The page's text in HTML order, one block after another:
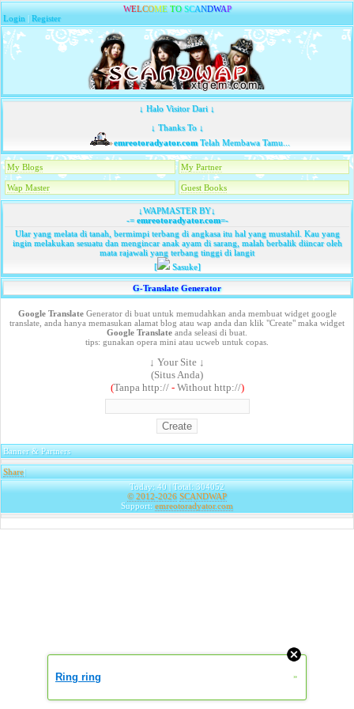
WELCOME TO SCANDWAP
Login |Register
↓ Halo Visitor Dari ↓
↓ Thanks To ↓
emreotoradyator.comTelah Membawa Tamu...
My Blogs My Partner
Wap Master Guest Books
↓WAPMASTER BY↓
-=emreotoradyator.com=-
Ular yang melata di tanah, bermimpi terbang di angkasa itu hal yang mustahil. Kau yang
ingin melakukan sesuatu dan mengincar anak ayam di sarang, malah berbalik diincar oleh
mata rajawali yang terbang tinggi di langit
[
Sasuke]
G-Translate Generator
Google TranslateGenerator di buat untuk memudahkan anda membuat widget google
translate, anda hanya memasukan alamat blog atau wap anda dan klik "Create" maka widget
Google Translate anda seleasi di buat.
tips: gunakan opera mini atau ucweb untuk copas.
↓ Your Site ↓
(Situs Anda)
(Tanpa http:// -Without http://)
Banner & Partners
Share|
Today: 40 | Total: 304052
© 2012-2026 SCANDWAP
Support: emreotoradyator.com
Ring ring »